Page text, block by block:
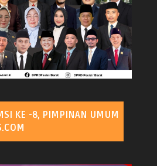
KE -8, PIMPINAN UMUM